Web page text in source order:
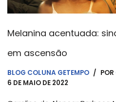
Melanina acentuada:
em ascensão
BLOG COLUNA GETEMPO POR
6 DE MAIO DE 2022